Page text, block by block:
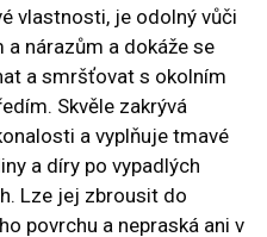
vlastnosti, je odolný vůči
a nárazům a dokáže se
a smršťovat s okolním
Skvěle zakrývá
a vyplňuje tmavé
a díry po vypadlých
Lze jej zbrousit do
povrchu a nepraská ani v